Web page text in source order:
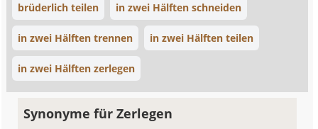
brüderlich teilen in zwei Hälften schneiden
in zwei Hälften trennen in zwei Hälften teilen
in zwei Hälften zerlegen
Synonyme für Zerlegen